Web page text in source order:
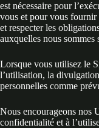
est nécessaire pour
vous et pour vous fournir
et respecter les
auxquelles nous sommes
Lorsque vous utilisez le
l’utilisation, la
personnelles comme
Nous encourageons nos
confidentialité et à